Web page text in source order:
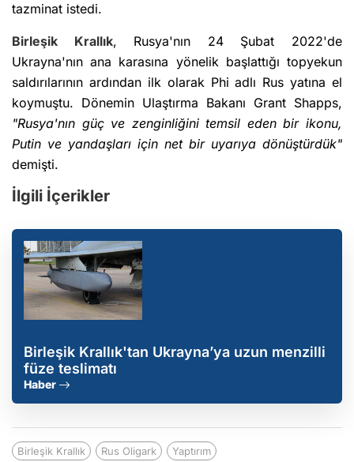
tazminat istedi.
Birleşik Krallık, Rusya'nın 24 Şubat 2022'de
Ukrayna'nın ana karasına yönelik başlattığı topyekun
saldırılarının ardından ilk olarak Phi adlı Rus yatına el
koymuştu. Dönemin Ulaştırma Bakanı Grant Shapps,
"Rusya'nın güç ve zenginliğini temsil eden bir ikonu,
Putin ve yandaşları için net bir uyarıya dönüştürdük"
demişti.
İlgili İçerikler
Birleşik Krallık'tan Ukrayna’ya uzun menzilli
füze teslimatı
Haber
Birleşik Krallık Rus Oligark Yaptırım